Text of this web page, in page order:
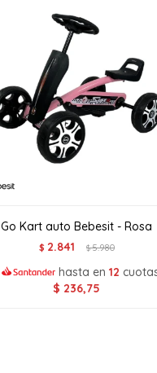
Go Kart auto Bebesit - Rosa
$ 2.841 $5.980
hasta en 12
$ 236,75